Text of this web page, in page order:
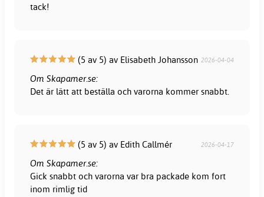
tack!
(5 av 5) av Elisabeth Johansson 2026-04-04
Om Skapamer.se:
Det är lätt att beställa och varorna kommer snabbt.
(5 av 5) av Edith Callmér 2026-04-17
Om Skapamer.se:
Gick snabbt och varorna var bra packade kom fort
inom rimlig tid